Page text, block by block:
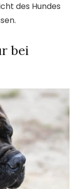
des Hundes
bei